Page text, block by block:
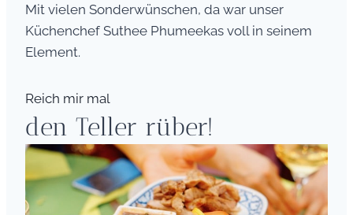
Mit vielen Sonderwünschen, da war unser
Küchenchef Suthee Phumeekas voll in seinem
Element.
Reich mir mal
den Teller rüber!